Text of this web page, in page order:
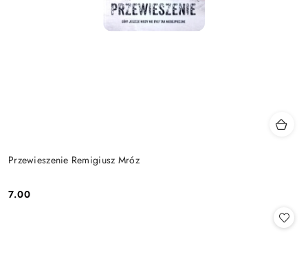
Przewieszenie Remigiusz Mróz
Cena:
7.00